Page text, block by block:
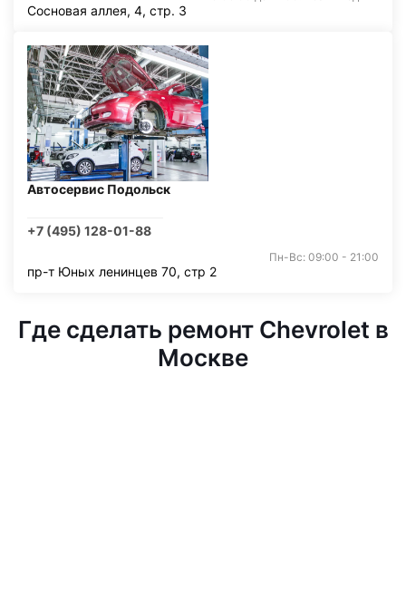
Сосновая аллея, 4, стр. 3
Автосервис Подольск
+7 (495) 128-01-88
Пн-Вс: 09:00 - 21:00
пр-т Юных ленинцев 70, стр 2
Где сделать ремонт Chevrolet в
Москве